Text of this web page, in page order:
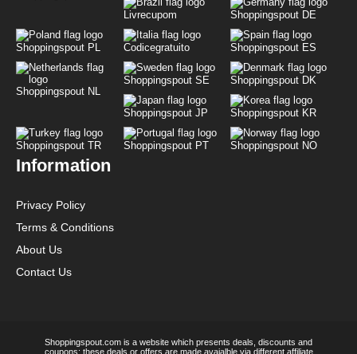
Livrecupom Shoppingspout DE
Shoppingspout PL Codicegratuito Shoppingspout ES
Shoppingspout NL
Shoppingspout SE Shoppingspout DK
Shoppingspout JP Shoppingspout KR
Shoppingspout TR Shoppingspout PT Shoppingspout NO
Information
Privacy Policy
Terms & Conditions
About Us
Contact Us
Shoppingspout.com is a website which presents deals, discounts and
coupons; these deals or offers are made avaialble via different affiliate